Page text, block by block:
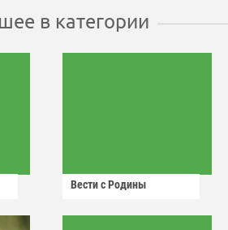
в категории
Вести с Родины